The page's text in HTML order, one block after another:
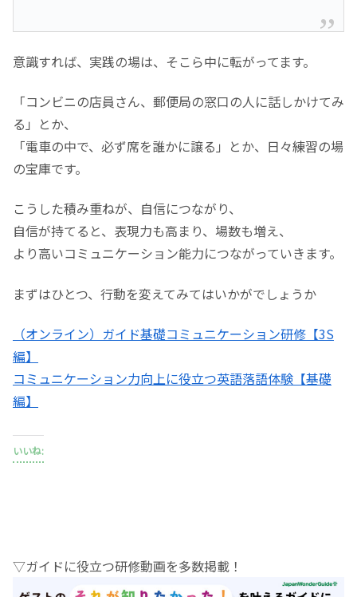
意識すれば、実践の場は、そこら中に転がってます。
「コンビニの店員さん、郵便局の窓口の人に話しかけてみ
る」とか、
「電車の中で、必ず席を誰かに譲る」とか、日々練習の場
の宝庫です。
こうした積み重ねが、自信につながり、
自信が持てると、表現力も高まり、場数も増え、
より高いコミュニケーション能力につながっていきます。
まずはひとつ、行動を変えてみてはいかがでしょうか
（オンライン）ガイド基礎コミュニケーション研修【3S
編】
コミュニケーション力向上に役立つ英語落語体験【基礎
編】
いいね:
▽ガイドに役立つ研修動画を多数掲載！